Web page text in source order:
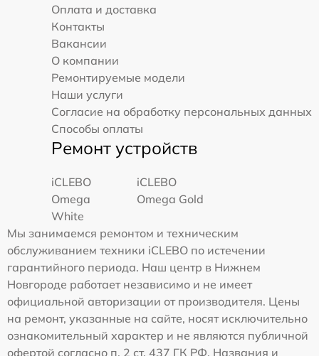
Оплата и доставка
Контакты
Вакансии
О компании
Ремонтируемые модели
Наши услуги
Согласие на обработку персональных данных
Способы оплаты
Ремонт устройств
iCLEBO
Omega
White
iCLEBO
Omega Gold
Мы занимаемся ремонтом и техническим
обслуживанием техники iCLEBO по истечении
гарантийного периода. Наш центр в Нижнем
Новгороде работает независимо и не имеет
официальной авторизации от производителя. Цены
на ремонт, указанные на сайте, носят исключительно
ознакомительный характер и не являются публичной
офертой согласно п. 2 ст. 437 ГК РФ. Названия и